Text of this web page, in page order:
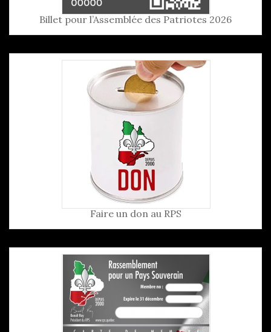
Billet pour l’Assemblée des Patriotes 2026
Faire un don au RPS